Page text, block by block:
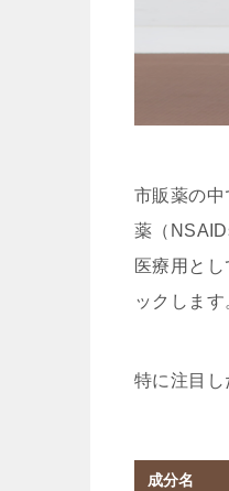
市販薬の
薬（
医療用と
ックします
特に注目し
成分名